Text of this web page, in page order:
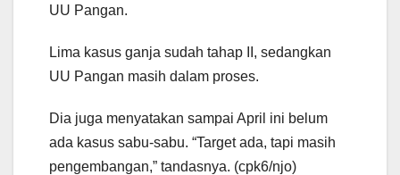
UU Pangan.
Lima kasus ganja sudah tahap II, sedangkan
UU Pangan masih dalam proses.
Dia juga menyatakan sampai April ini belum
ada kasus sabu-sabu. “Target ada, tapi masih
pengembangan,” tandasnya. (cpk6/njo)